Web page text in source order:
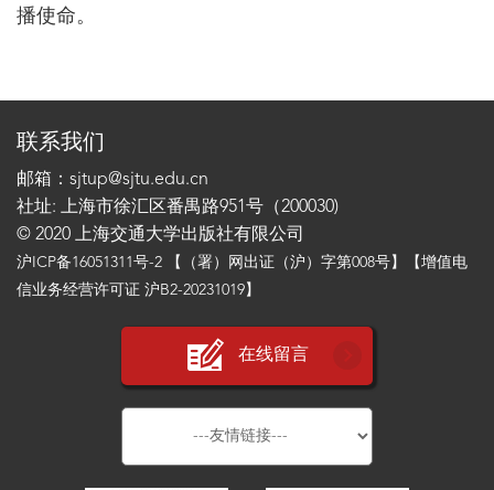
播使命。
联系我们
邮箱：sjtup@sjtu.edu.cn
社址: 上海市徐汇区番禺路951号（200030)
© 2020 上海交通大学出版社有限公司
沪ICP备16051311号-2 【（署）网出证（沪）字第008号】【增值电
信业务经营许可证 沪B2-20231019】
在线留言